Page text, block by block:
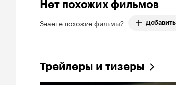
Нет похожих фильмов
Знаете похожие фильмы? Добавить
Трейлеры и тизеры